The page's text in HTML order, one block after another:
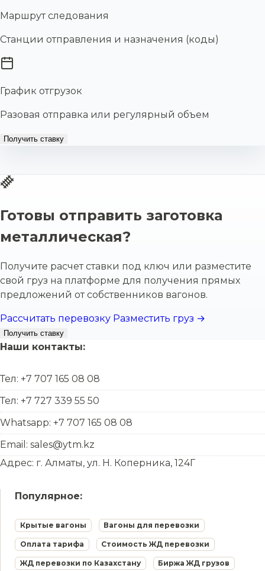
Маршрут следования
Станции отправления и назначения (коды)
График отгрузок
Разовая отправка или регулярный объем
Получить ставку
Готовы отправить заготовка
металлическая?
Получите расчет ставки под ключ или разместите
свой груз на платформе для получения прямых
предложений от собственников вагонов.
Рассчитать перевозку Разместить груз →
Получить ставку
Наши контакты:
Тел: +7 707 165 08 08
Тел: +7 727 339 55 50
Whatsapp: +7 707 165 08 08
Email: sales@ytm.kz
Адрес: г. Алматы, ул. Н. Коперника, 124Г
Популярное:
Крытые вагоны Вагоны для перевозки
Оплата тарифа Стоимость ЖД перевозки
ЖД перевозки по Казахстану Биржа ЖД грузов